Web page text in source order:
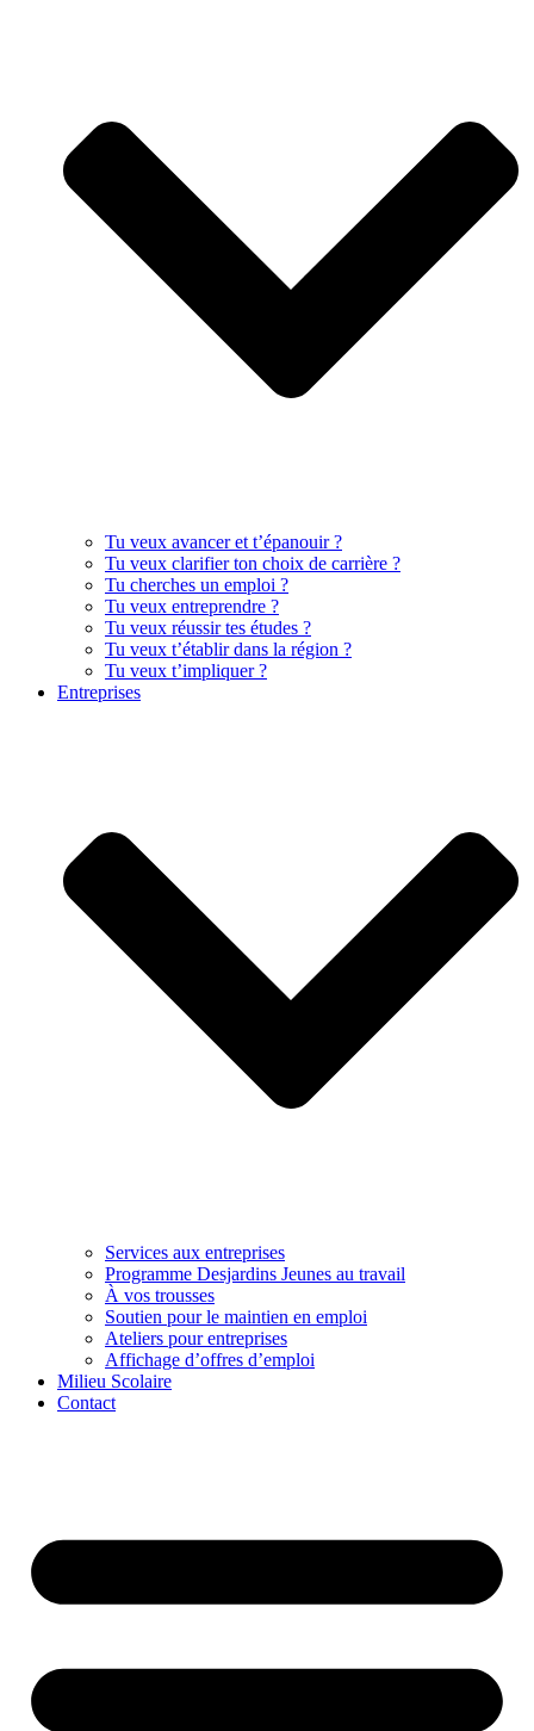
Tu veux avancer et t’épanouir ?
Tu veux clarifier ton choix de carrière ?
Tu cherches un emploi ?
Tu veux entreprendre ?
Tu veux réussir tes études ?
Tu veux t’établir dans la région ?
Tu veux t’impliquer ?
Entreprises
Services aux entreprises
Programme Desjardins Jeunes au travail
À vos trousses
Soutien pour le maintien en emploi
Ateliers pour entreprises
Affichage d’offres d’emploi
Milieu Scolaire
Contact